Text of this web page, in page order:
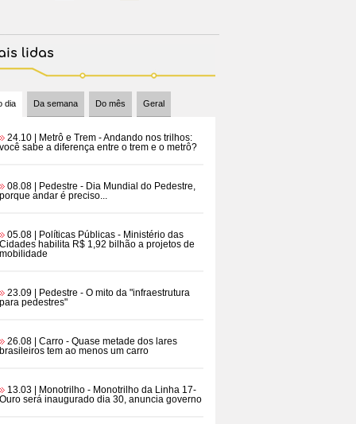
lidas
dia Da semana Do mês Geral
24.10 | Metrô e Trem - Andando nos trilhos:
você sabe a diferença entre o trem e o metrô?
08.08 | Pedestre - Dia Mundial do Pedestre,
porque andar é preciso...
05.08 | Políticas Públicas - Ministério das
Cidades habilita R$ 1,92 bilhão a projetos de
mobilidade
23.09 | Pedestre - O mito da "infraestrutura
para pedestres"
26.08 | Carro - Quase metade dos lares
brasileiros tem ao menos um carro
13.03 | Monotrilho - Monotrilho da Linha 17-
Ouro será inaugurado dia 30, anuncia governo